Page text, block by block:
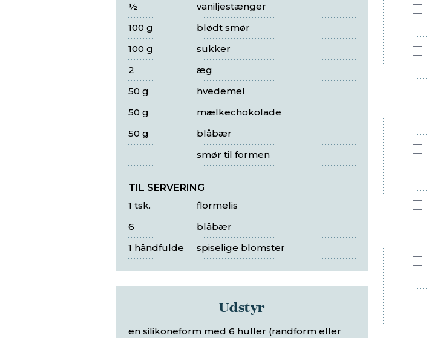
vaniljestænger
½
blødt smør
100 g
sukker
100 g
æg
2
hvedemel
50 g
mælkechokolade
50 g
blåbær
50 g
smør til formen
TIL SERVERING
flormelis
1 tsk.
blåbær
6
spiselige blomster
1 håndfulde
Udstyr
en silikoneform med 6 huller (randform eller